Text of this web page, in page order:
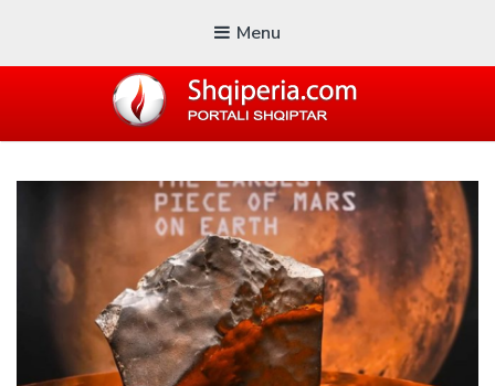
Menu
Blogu i ShqiperiaCom